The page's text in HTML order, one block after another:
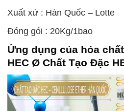
Xuất xứ : Hàn Quốc – Lotte
Đóng gói : 20Kg/1bao
Ứng dụng của hóa
HEC Ø Chất Tạo Đặc